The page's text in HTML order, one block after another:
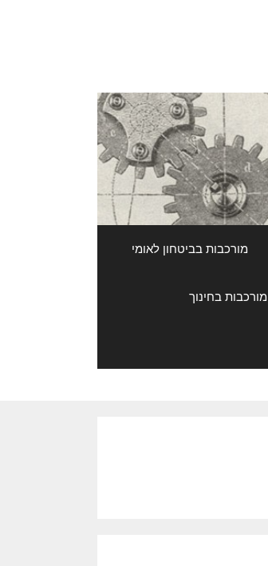
מורכבות בביטחון לאומי
מורכבות בחינוך